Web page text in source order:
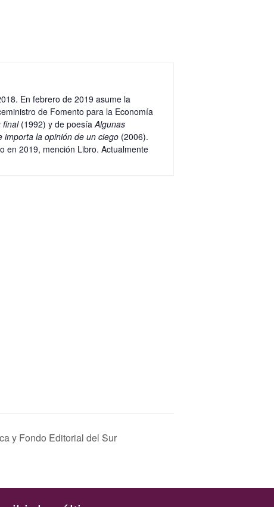
En febrero de 2019 asume la
de Fomento para la Economía
final (1992) y de poesía Algunas
importa la opinión de un ciego (2006).
en 2019, mención Libro. Actualmente
y Fondo Editorial del Sur